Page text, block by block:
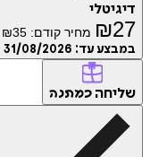
₪ מחיר קודם: ₪35
עד:31/08/2026
כמתנה